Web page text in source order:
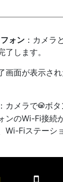
ォン ：カメラ
します。
画面が表示さ
：カメラでJボタ
ンのWi-Fi接続
Wi-Fiステーシ